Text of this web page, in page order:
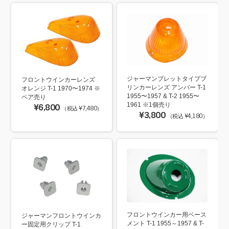
フロントウインカーレンズ
オレンジ T-1 1970〜1974 ※
ペア売り
¥6,800 （税込 ¥7,480）
ジャーマンブレットタイプブ
リンカーレンズ アンバー T-1
1955〜1957 & T-2 1955〜
1961 ※1個売り
¥3,800 （税込 ¥4,180）
ジャーマンフロントウインカ
ー固定用クリップ T-1
フロントウインカー用ベース
メント T-1 1955～1957 & T-